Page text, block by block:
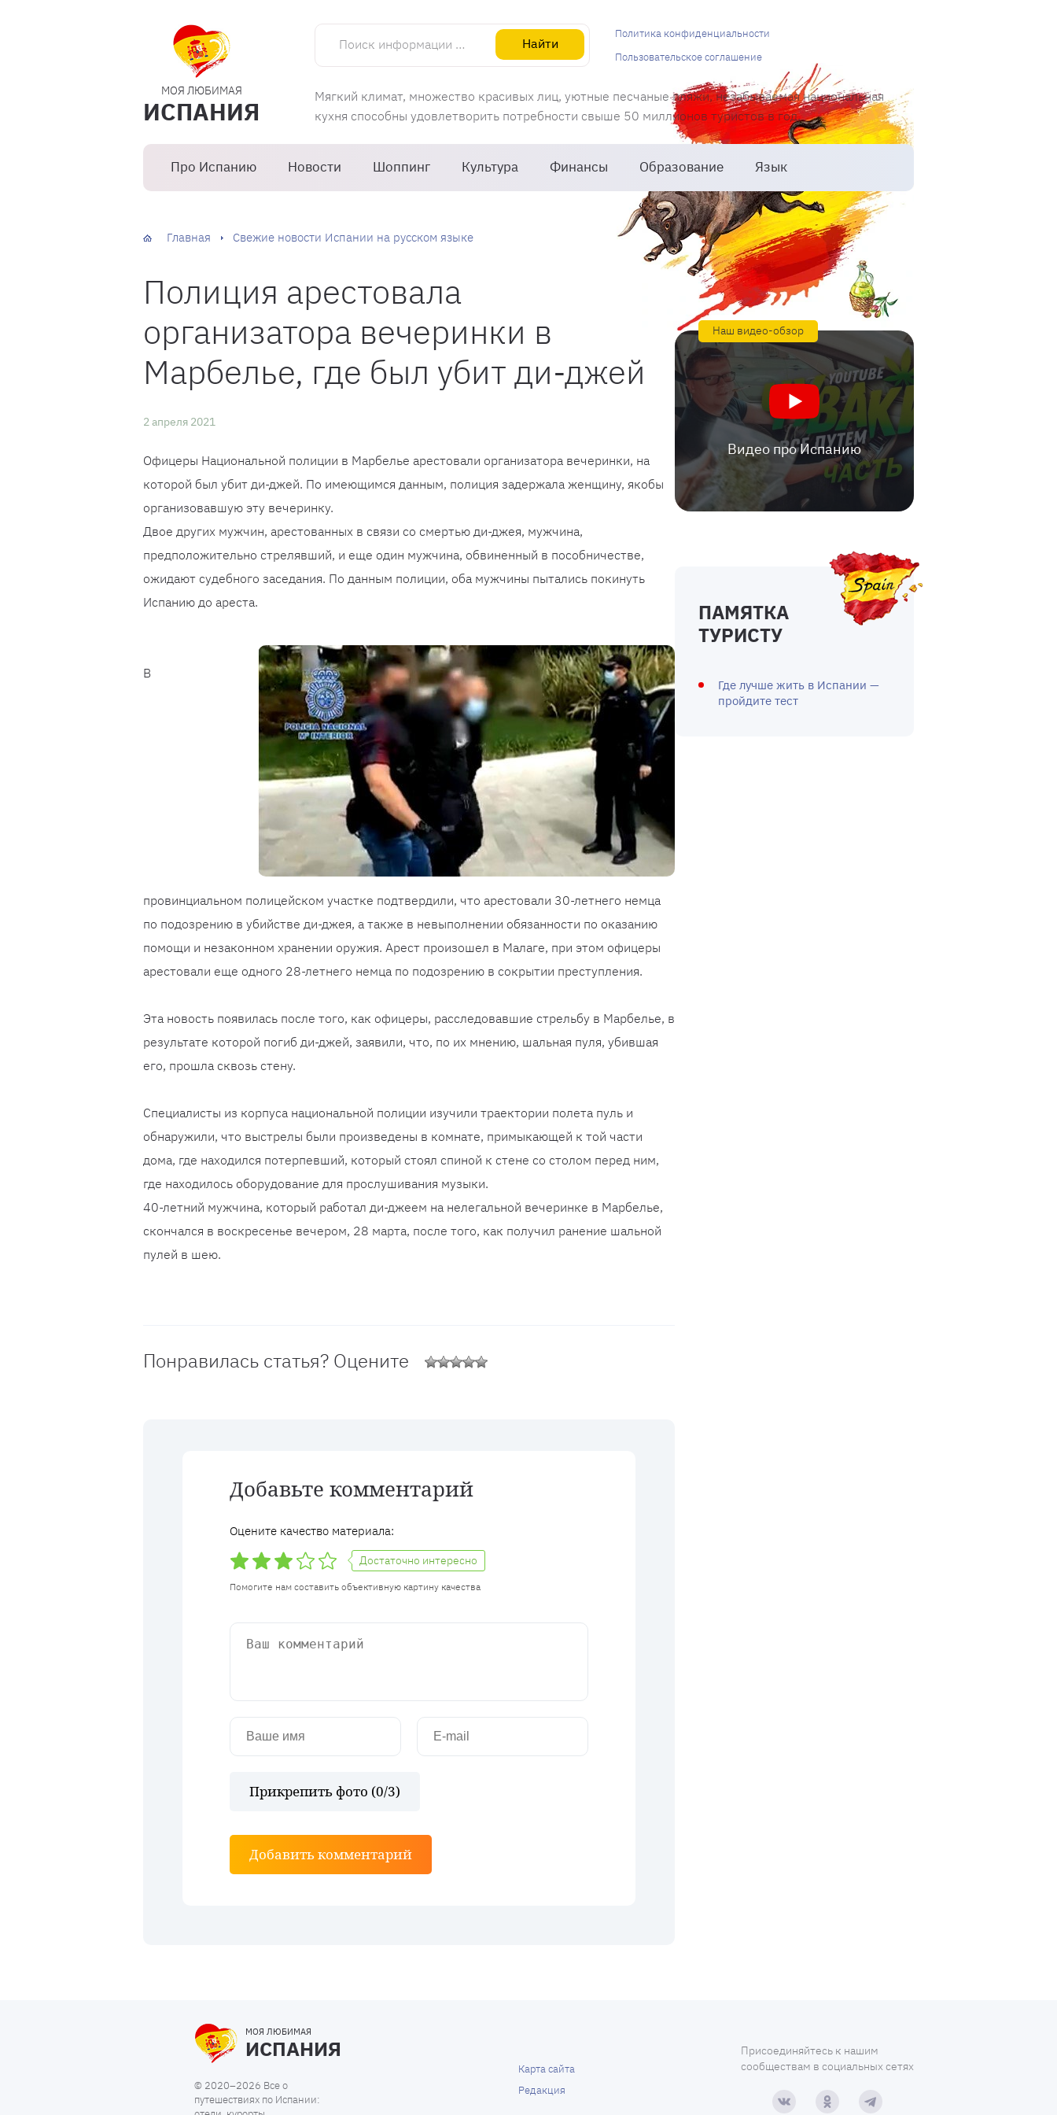
МОЯ ЛЮБИМАЯ
ИСПАНИЯ
Поиск информации об Испании
Найти
Мягкий климат, множество красивых лиц, уютные песчаные пляжи, незабываемая национальная
кухня способны удовлетворить потребности свыше 50 миллионов туристов в год.
Про Испанию Новости Шоппинг Культура Финансы Образование Язык
Политика конфиденциальности
Пользовательское соглашение
Главная Свежие новости Испании на русском языке
Полиция арестовала
организатора вечеринки в
Марбелье, где был убит ди-джей
2 апреля 2021
Офицеры Национальной полиции в Марбелье арестовали организатора вечеринки, на
которой был убит ди-джей. По имеющимся данным, полиция задержала женщину, якобы
организовавшую эту вечеринку.
Двое других мужчин, арестованных в связи со смертью ди-джея, мужчина,
предположительно стрелявший, и еще один мужчина, обвиненный в пособничестве,
ожидают судебного заседания. По данным полиции, оба мужчины пытались покинуть
Испанию до ареста.
В
провинциальном полицейском участке подтвердили, что арестовали 30-летнего немца
по подозрению в убийстве ди-джея, а также в невыполнении обязанности по оказанию
помощи и незаконном хранении оружия. Арест произошел в Малаге, при этом офицеры
арестовали еще одного 28-летнего немца по подозрению в сокрытии преступления.
Эта новость появилась после того, как офицеры, расследовавшие стрельбу в Марбелье, в
результате которой погиб ди-джей, заявили, что, по их мнению, шальная пуля, убившая
его, прошла сквозь стену.
Специалисты из корпуса национальной полиции изучили траектории полета пуль и
обнаружили, что выстрелы были произведены в комнате, примыкающей к той части
дома, где находился потерпевший, который стоял спиной к стене со столом перед ним,
где находилось оборудование для прослушивания музыки.
40-летний мужчина, который работал ди-джеем на нелегальной вечеринке в Марбелье,
скончался в воскресенье вечером, 28 марта, после того, как получил ранение шальной
пулей в шею.
Понравилась статья? Оцените
Добавьте комментарий
Оцените качество материала:
Достаточно интересно
Помогите нам составить объективную картину качества
Прикрепить фото (0/3)
Добавить комментарий
Наш видео-обзор
Видео про Испанию
ПАМЯТКА
ТУРИСТУ
Где лучше жить в Испании —
пройдите тест
МОЯ ЛЮБИМАЯ
ИСПАНИЯ
© 2020–2026 Все о
путешествиях по Испании:
Карта сайта
Редакция
Присоединяйтесь к нашим
сообществам в социальных сетях